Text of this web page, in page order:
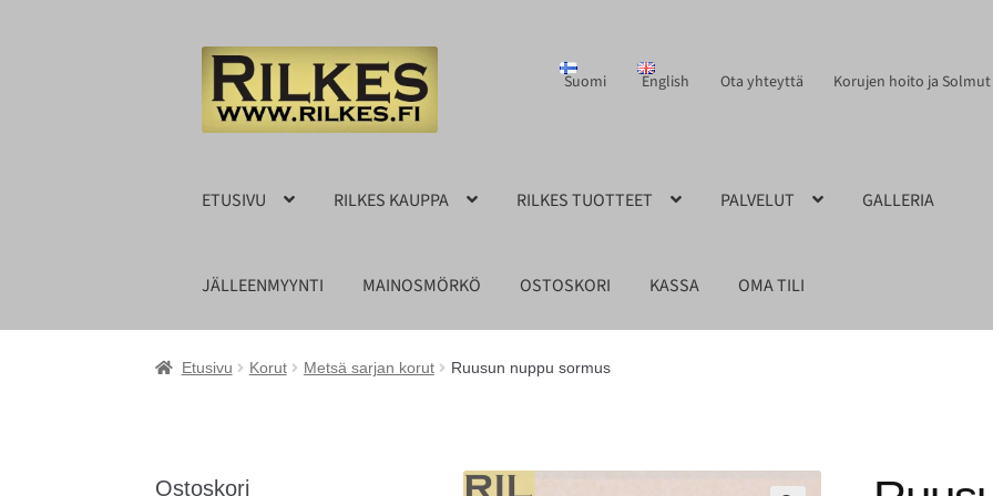
Siirry
navigointiin
Siirry
sisältöön
Suomi English Ota yhteyttä Korujen hoito ja Solmut
ETUSIVU RILKES KAUPPA RILKES TUOTTEET PALVELUT GALLERIA
JÄLLEENMYYNTI MAINOSMÖRKÖ OSTOSKORI KASSA OMA TILI
Etusivu Korut Metsä sarjan korut Ruusun nuppu sormus
Ostoskori